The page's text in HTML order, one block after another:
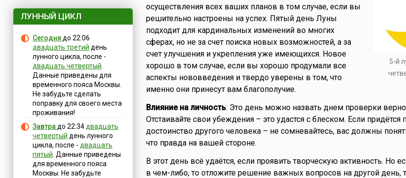
ЛУННЫЙ ЦИКЛ
Сегодня до 22:06
двадцать третий день
лунного цикла, после -
двадцать четвертый
Данные приведены для
временного пояса Москвы.
Не забудьте сделать
поправку для своего места
проживания!
Завтра до 22:34 двадцать
четвертый день лунного
цикла, после - двадцать
пятый . Данные приведены
для временного пояса
Москвы. Не забудьте
5-й
осуществления всех ваших планов в том случае, если вы
решительно настроены на успех. Пятый день Луны
подходит для кардинальных изменений во многих
сферах, но не за счет поиска новых возможностей, а за
счет улучшения и укрепления уже имеющихся. Новое
хорошо в том случае, если вы хорошо продумали все
аспекты нововведения и твердо уверены в том, что
именно они принесут вам благополучие.
Влияние на личность: Это день можно назвать днем проверки
Отстаивайте свои убеждения – это удастся с блеском. Если придётся
достоинство другого человека – не сомневайтесь, вас должны
что правда на вашей стороне.
В этот день всё удаётся, если проявить творческую активность. Но
в чем-либо, то отложите решение важных вопросов на другой день,